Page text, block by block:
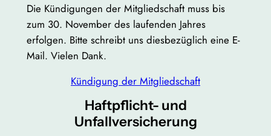
Die Kündigungen der Mitgliedschaft muss bis
zum 30. November des laufenden Jahres
erfolgen. Bitte schreibt uns diesbezüglich eine E-
Mail. Vielen Dank.
Kündigung der Mitgliedschaft
Haftpflicht- und
Unfallversicherung